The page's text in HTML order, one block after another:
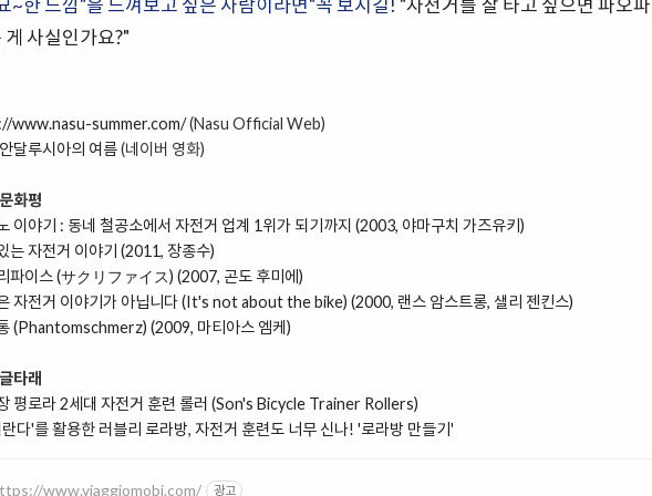
~한 느낌"을 느껴보고 싶은 사람이라면"꼭 보시길! "자전거를 잘 타고 싶으면 파오
게 사실인가요?"
www.nasu-summer.com/(Nasu Official Web)
달루시아의 여름(네이버 영화)
화평
이야기 : 동네 철공소에서 자전거 업계 1위가 되기까지 (2003, 야마구치 가즈유키)
는 자전거 이야기 (2011, 장종수)
파이스 (サクリファイス) (2007, 곤도 후미에)
자전거 이야기가 아닙니다 (It's not about the bike) (2000, 랜스 암스트롱, 샐리 젠킨스)
(Phantomschmerz) (2009, 마티아스 엠케)
타래
평로라 2세대 자전거 훈련 롤러 (Son's Bicycle Trainer Rollers)
다'를 활용한 러블리 로라방, 자전거 훈련도 너무 신나! '로라방 만들기'
www.viaggiomobi.com/ 광고